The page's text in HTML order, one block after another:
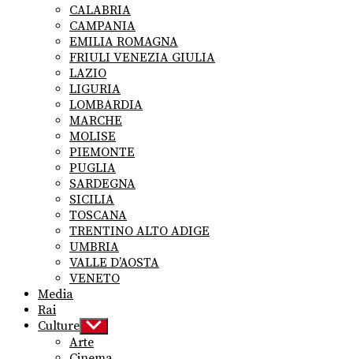
CALABRIA
CAMPANIA
EMILIA ROMAGNA
FRIULI VENEZIA GIULIA
LAZIO
LIGURIA
LOMBARDIA
MARCHE
MOLISE
PIEMONTE
PUGLIA
SARDEGNA
SICILIA
TOSCANA
TRENTINO ALTO ADIGE
UMBRIA
VALLE D’AOSTA
VENETO
Media
Rai
Culture Show
sub
menu
Arte